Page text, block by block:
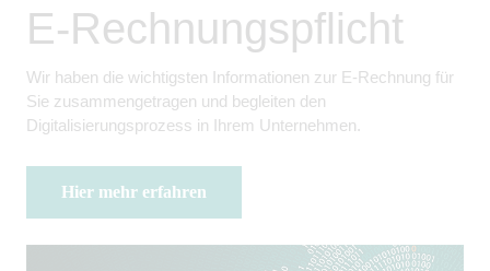
E-Rechnungspflicht
Wir haben die wichtigsten Informationen zur E-Rechnung für
Sie zusammengetragen und begleiten den
Digitalisierungsprozess in Ihrem Unternehmen.
Hier mehr erfahren